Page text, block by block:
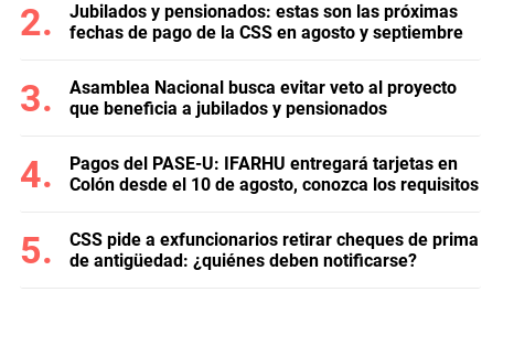
Jubilados y pensionados: estas son las próximas
fechas de pago de la CSS en agosto y septiembre
Asamblea Nacional busca evitar veto al proyecto
que beneficia a jubilados y pensionados
Pagos del PASE-U: IFARHU entregará tarjetas en
Colón desde el 10 de agosto, conozca los requisitos
CSS pide a exfuncionarios retirar cheques de prima
de antigüedad: ¿quiénes deben notificarse?